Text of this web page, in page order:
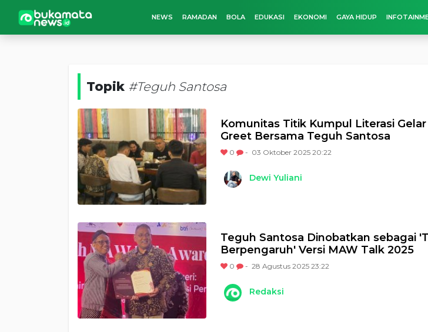
NEWS RAMADAN BOLA EDUKASI EKONOMI GAYA HIDUP
Topik #Teguh Santosa
Komunitas Titik Kumpul Literasi
Greet Bersama Teguh Santosa
0 - 03 Oktober 2025 20:22
Dewi Yuliani
Teguh Santosa Dinobatkan sebagai
Berpengaruh' Versi MAW Talk 2025
0 - 28 Agustus 2025 23:22
Redaksi